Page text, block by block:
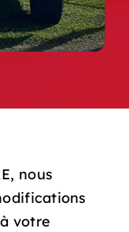
nous
votre